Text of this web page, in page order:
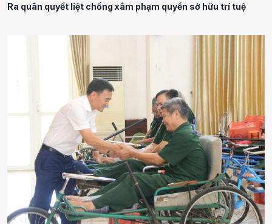
Ra quân quyết liệt chống xâm phạm quyền sở hữu trí tuệ